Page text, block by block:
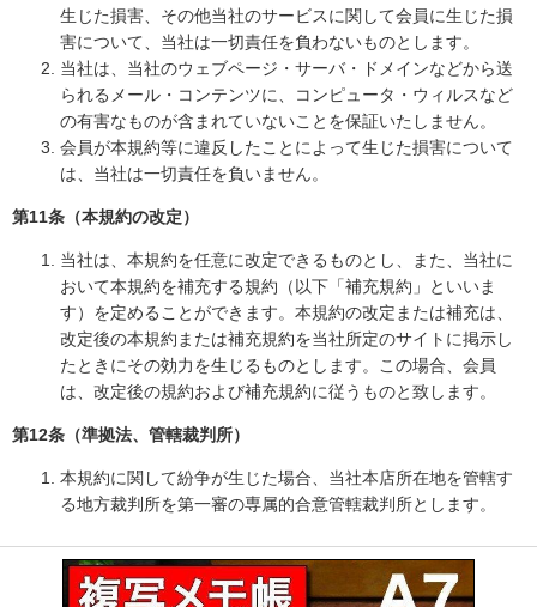
生じた損害、その他当社のサービスに関して会員に生じた損
害について、当社は一切責任を負わないものとします。
当社は、当社のウェブページ・サーバ・ドメインなどから送
られるメール・コンテンツに、コンピュータ・ウィルスなど
の有害なものが含まれていないことを保証いたしません。
会員が本規約等に違反したことによって生じた損害について
は、当社は一切責任を負いません。
第11条（本規約の改定）
当社は、本規約を任意に改定できるものとし、また、当社に
おいて本規約を補充する規約（以下「補充規約」といいま
す）を定めることができます。本規約の改定または補充は、
改定後の本規約または補充規約を当社所定のサイトに掲示し
たときにその効力を生じるものとします。この場合、会員
は、改定後の規約および補充規約に従うものと致します。
第12条（準拠法、管轄裁判所）
本規約に関して紛争が生じた場合、当社本店所在地を管轄す
る地方裁判所を第一審の専属的合意管轄裁判所とします。